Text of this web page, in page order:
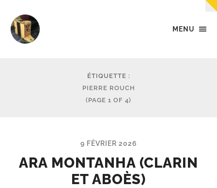
MENU
dans
les
ÉTIQUETTE :
PIERRE ROUCH
(PAGE 1 OF 4)
9 FÉVRIER 2026
ARA MONTANHA (CLARIN
ET ABOÈS)